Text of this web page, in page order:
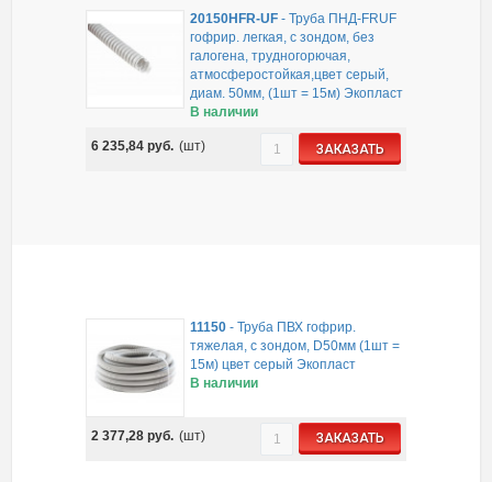
20150HFR-UF- Труба ПНД-FRUF
гофрир. легкая, с зондом, без
галогена, трудногорючая,
атмосферостойкая,цвет серый,
диам. 50мм, (1шт = 15м) Экопласт
В наличии
6 235,84 руб. (шт) ЗАКАЗАТЬ
11150- Труба ПВХ гофрир.
тяжелая, с зондом, D50мм (1шт =
15м) цвет серый Экопласт
В наличии
2 377,28 руб. (шт) ЗАКАЗАТЬ